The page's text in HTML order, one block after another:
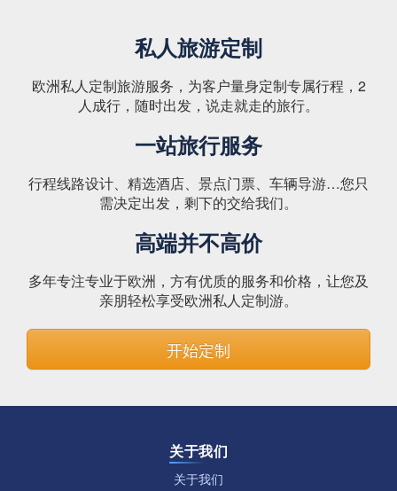
私人旅游定制
欧洲私人定制旅游服务，为客户量身定制专属行程，2
人成行，随时出发，说走就走的旅行。
一站旅行服务
行程线路设计、精选酒店、景点门票、车辆导游…您只
需决定出发，剩下的交给我们。
高端并不高价
多年专注专业于欧洲，方有优质的服务和价格，让您及
亲朋轻松享受欧洲私人定制游。
开始定制
关于我们
关于我们